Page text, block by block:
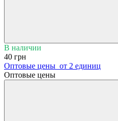
В наличии
40 грн
Оптовые цены от 2 единиц
Оптовые цены